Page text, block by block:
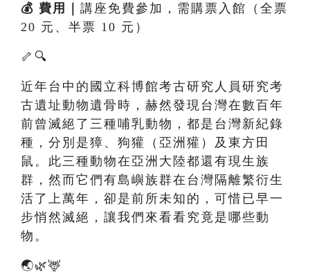
💰 費用｜ 講座免費參加，需購票入館（全票
20 元、半票 10 元）
🦴🔍
近年台中的國立科博館考古研究人員研究考
古遺址動物遺骨時，赫然發現台灣在數百年
前曾滅絕了三種哺乳動物，都是台灣新紀錄
種，分別是獐、狗獾（亞洲獾）及東方田
鼠。此三種動物在亞洲大陸都還有現生族
群，然而它們有島嶼族群在台灣隔離繁衍生
活了上萬年，卻是前所未知的，可惜已早一
步悄然滅絕，讓我們來看看究竟是哪些動
物。
🌏🌿🦌